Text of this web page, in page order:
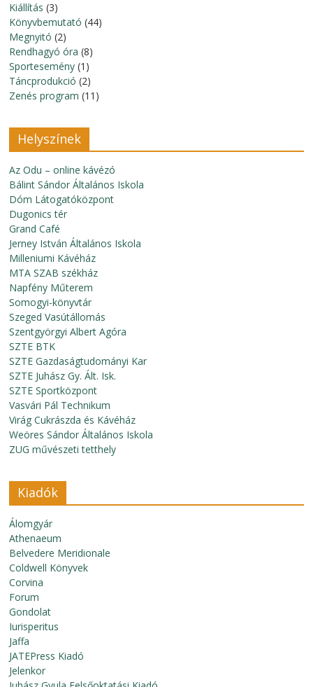
Kiállítás (3)
Könyvbemutató (44)
Megnyitó (2)
Rendhagyó óra (8)
Sportesemény (1)
Táncprodukció (2)
Zenés program (11)
Helyszínek
Az Odu – online kávézó
Bálint Sándor Általános Iskola
Dóm Látogatóközpont
Dugonics tér
Grand Café
Jerney István Általános Iskola
Milleniumi Kávéház
MTA SZAB székház
Napfény Műterem
Somogyi-könyvtár
Szeged Vasútállomás
Szentgyörgyi Albert Agóra
SZTE BTK
SZTE Gazdaságtudományi Kar
SZTE Juhász Gy. Ált. Isk.
SZTE Sportközpont
Vasvári Pál Technikum
Virág Cukrászda és Kávéház
Weöres Sándor Általános Iskola
ZUG művészeti tetthely
Kiadók
Álomgyár
Athenaeum
Belvedere Meridionale
Coldwell Könyvek
Corvina
Forum
Gondolat
Iurisperitus
Jaffa
JATEPress Kiadó
Jelenkor